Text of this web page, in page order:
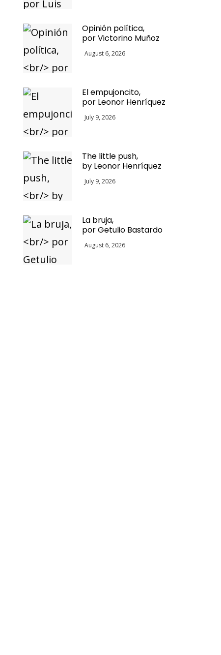
Opinión política,
por Victorino Muñoz
August 6, 2026
El empujoncito,
por Leonor Henríquez
July 9, 2026
The little push,
by Leonor Henríquez
July 9, 2026
La bruja,
por Getulio Bastardo
August 6, 2026